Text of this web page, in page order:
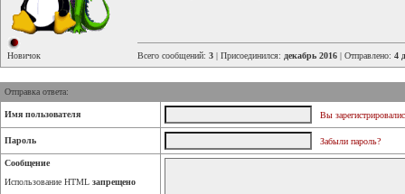
Новичок Всего сообщений: 3 | Присоединился: декабрь 2016 | Отправлено: 4
Отправка ответа:
Имя пользователя Вы
Пароль Забыли пароль?
Сообщение
Использование HTML запрещено